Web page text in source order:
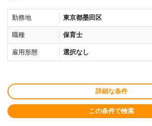
勤務地 東京都墨田区
職種 保育士
雇用形態 選択なし
詳細な条件
この条件で検索